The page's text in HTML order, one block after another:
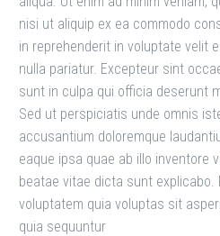
nisi ut aliquip ex ea commodo
in reprehenderit in voluptate velit
nulla pariatur. Excepteur sint
sunt in culpa qui officia deserunt
Sed ut perspiciatis unde omnis
accusantium doloremque
eaque ipsa quae ab illo inventore
beatae vitae dicta sunt explicabo.
voluptatem quia voluptas sit
quia sequuntur